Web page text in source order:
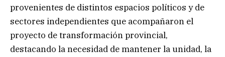
provenientes de distintos espacios políticos y de
sectores independientes que acompañaron el
proyecto de transformación provincial,
destacando la necesidad de mantener la unidad, la